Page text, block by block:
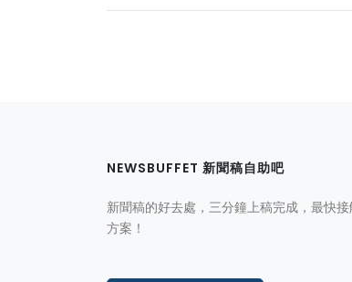
NEWSBUFFET 新聞稿自助吧
新聞稿的好去處，三分鐘上稿完成，最快
方案！